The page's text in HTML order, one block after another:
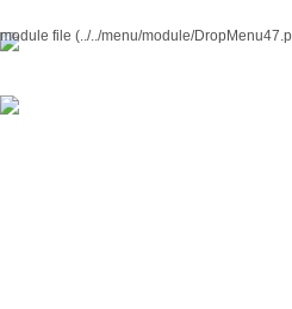
module file (../../menu/module/